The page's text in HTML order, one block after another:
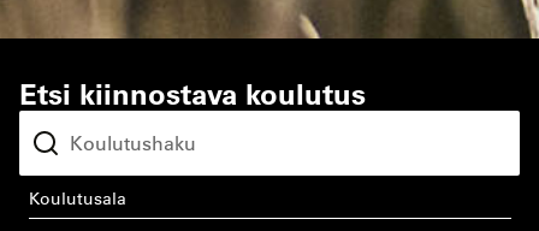
Etsi kiinnostava koulutus
koulutusala